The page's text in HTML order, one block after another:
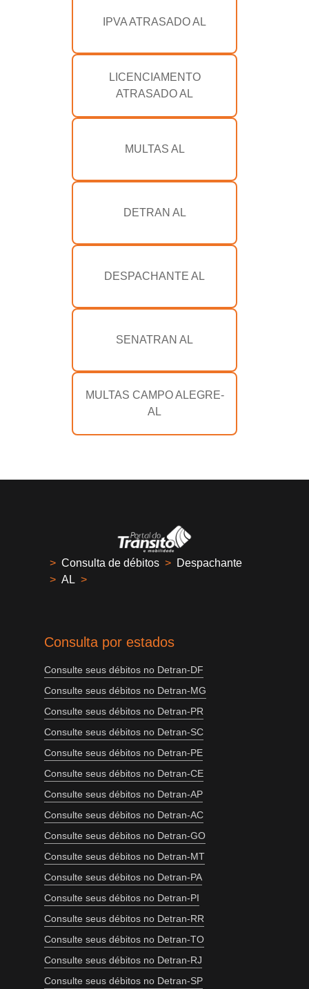
IPVA ATRASADO AL
LICENCIAMENTO
ATRASADO AL
MULTAS AL
DETRAN AL
DESPACHANTE AL
SENATRAN AL
MULTAS CAMPO ALEGRE-
AL
> Consulta de débitos > Despachante
> AL >
Consulta por estados
Consulte seus débitos no Detran-DF
Consulte seus débitos no Detran-MG
Consulte seus débitos no Detran-PR
Consulte seus débitos no Detran-SC
Consulte seus débitos no Detran-PE
Consulte seus débitos no Detran-CE
Consulte seus débitos no Detran-AP
Consulte seus débitos no Detran-AC
Consulte seus débitos no Detran-GO
Consulte seus débitos no Detran-MT
Consulte seus débitos no Detran-PA
Consulte seus débitos no Detran-PI
Consulte seus débitos no Detran-RR
Consulte seus débitos no Detran-TO
Consulte seus débitos no Detran-RJ
Consulte seus débitos no Detran-SP